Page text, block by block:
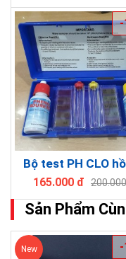
Bộ test PH CLO
-
165.000 đ
Sản Phẩm
New -